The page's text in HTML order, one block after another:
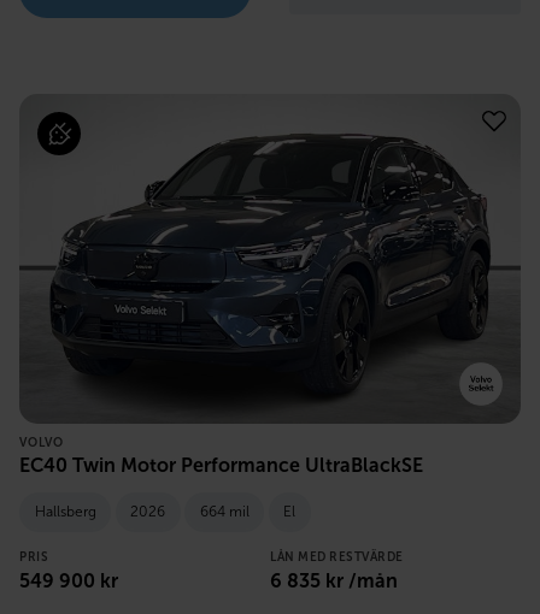
VOLVO
EC40 Twin Motor Performance UltraBlackSE
Hallsberg 2026 664 mil El
PRIS
549 900 kr
LÅN MED RESTVÄRDE
6 835 kr /mån